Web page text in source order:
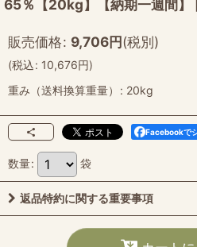
65％【20kg】【納期一週間】
販売価格: 9,706円(税別)
(税込: 10,676円)
重み（送料換算重量）
: 20kg
Facebookで
数量: 袋
返品特約に関する重要事項